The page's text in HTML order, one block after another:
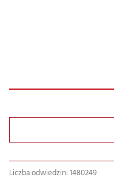
Liczba odwiedzin: 1480249